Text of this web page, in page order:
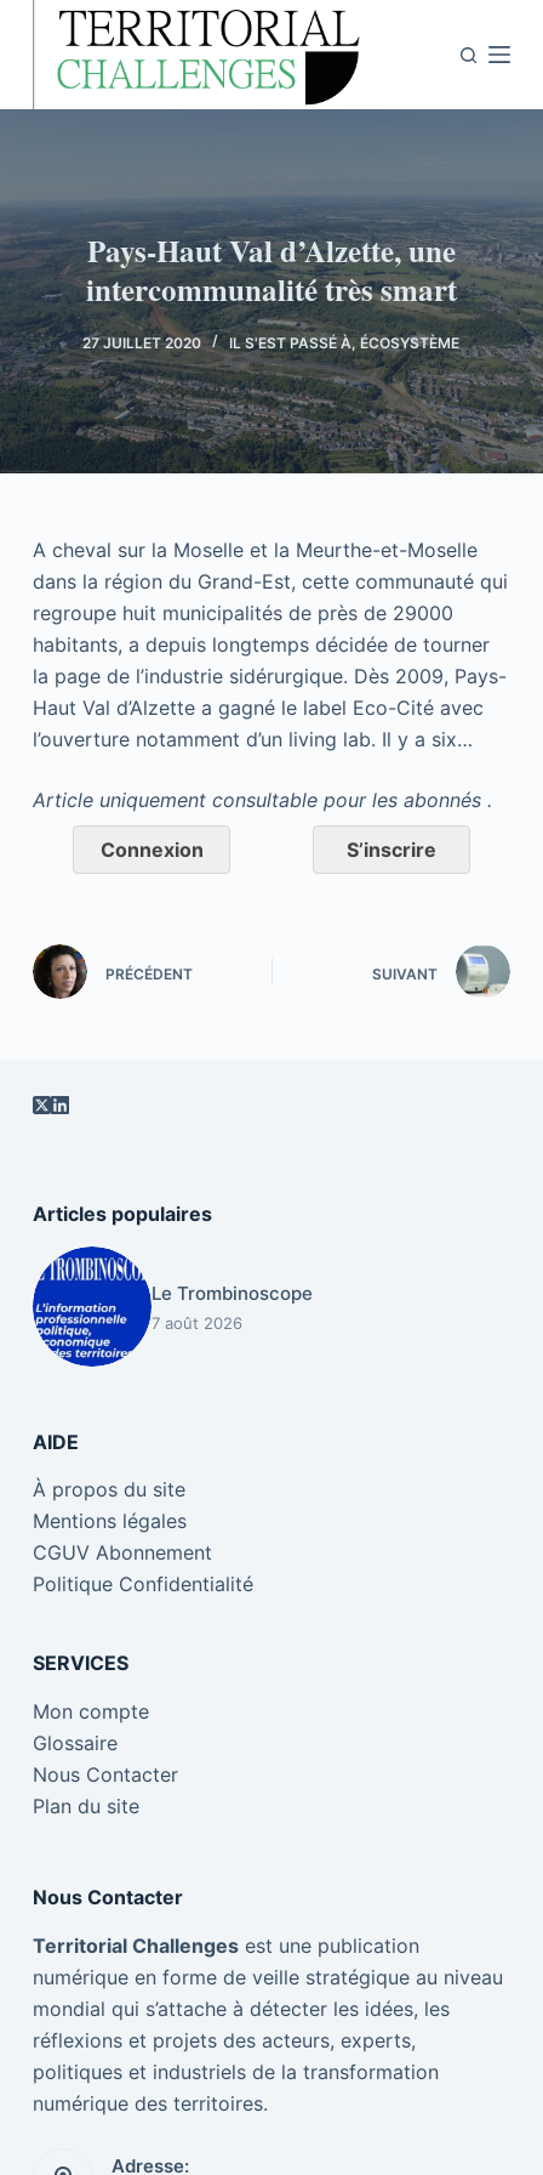
u
o
n
t
e
n
u
Pays-Haut Val d’Alzette, une
intercommunalité très smart
27 JUILLET 2020 IL S'EST PASSÉ À,ÉCOSYSTÈME
A cheval sur la Moselle et la Meurthe-et-Moselle
dans la région du Grand-Est, cette communauté qui
regroupe huit municipalités de près de 29000
habitants, a depuis longtemps décidée de tourner
la page de l’industrie sidérurgique. Dès 2009, Pays-
Haut Val d’Alzette a gagné le label Eco-Cité avec
l’ouverture notamment d’un living lab. Il y a six…
Article uniquement consultable pour les abonnés .
Connexion S’inscrire
PRÉCÉDENT SUIVANT
Articles populaires
Le Trombinoscope
7 août 2026
AIDE
À propos du site
Mentions légales
CGUV Abonnement
Politique Confidentialité
SERVICES
Mon compte
Glossaire
Nous Contacter
Plan du site
Nous Contacter
Territorial Challengesest une publication
numérique en forme de veille stratégique au niveau
mondial qui s’attache à détecter les idées, les
réflexions et projets des acteurs, experts,
politiques et industriels de la transformation
numérique des territoires.
Adresse: